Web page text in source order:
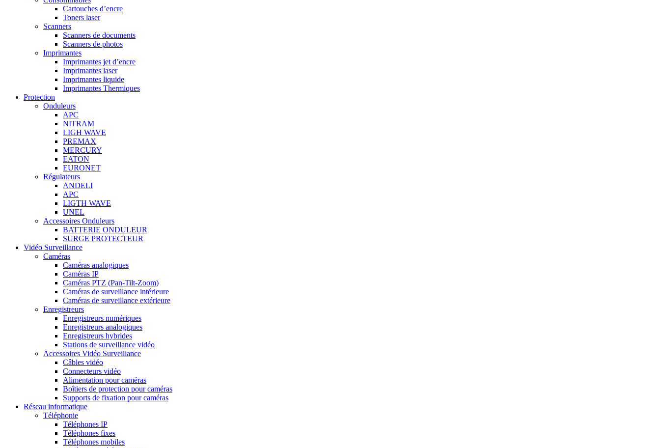
Cartouches d’encre
Toners laser
Scanners
Scanners de documents
Scanners de photos
Imprimantes
Imprimantes jet d’encre
Imprimantes laser
Imprimantes liquide
Imprimantes Thermiques
Protection
Onduleurs
APC
NITRAM
LIGH WAVE
PREMAX
MERCURY
EATON
EURONET
Régulateurs
ANDELI
APC
LIGTH WAVE
UNEL
Accessoires Onduleurs
BATTERIE ONDULEUR
SURGE PROTECTEUR
Vidéo Surveillance
Caméras
Caméras analogiques
Caméras IP
Caméras PTZ (Pan-Tilt-Zoom)
Caméras de surveillance intérieure
Caméras de surveillance extérieure
Enregistreurs
Enregistreurs numériques
Enregistreurs analogiques
Enregistreurs hybrides
Stations de surveillance vidéo
Accessoires Vidéo Surveillance
Câbles vidéo
Connecteurs vidéo
Alimentation pour caméras
Boîtiers de protection pour caméras
Supports de fixation pour caméras
Réseau informatique
Téléphonie
Téléphones IP
Téléphones fixes
Téléphones mobiles